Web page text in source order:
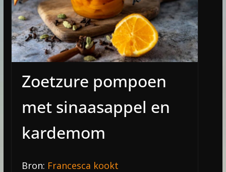
Zoetzure pompoen
met sinaasappel en
kardemom
Bron: Francesca kookt